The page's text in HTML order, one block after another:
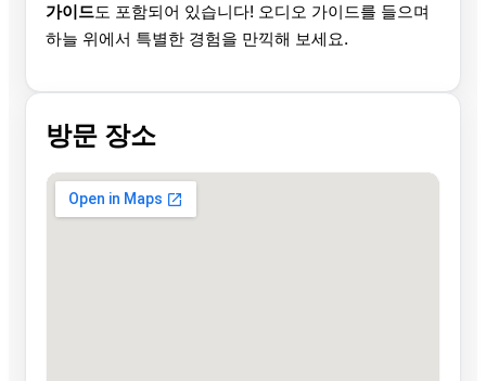
가이드도 포함되어 있습니다! 오디오 가이드를 들으며
하늘 위에서 특별한 경험을 만끽해 보세요.
방문 장소